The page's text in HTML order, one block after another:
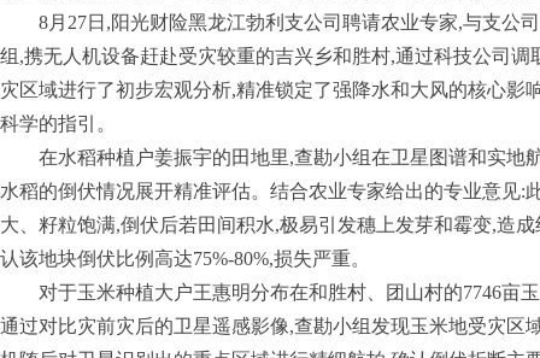
8月27日,阳光财险黑龙江勃利支公司聘请农业专家,与支公
组,携无人机设备赶赴受灾较重的吉兴乡和胜村,通过科技公司
灾区域进行了初步宏观分析,精准锁定了强降水和大风的核心影
科学的指引。
在水稻种植户姜振宇的田地里,查勘小组在卫星图谱和实地
水稻的倒伏情况展开精准评估。结合农业专家给出的专业意见:
大、籽粒饱满,倒伏后若田间积水,极易引发穗上发芽和霉变,造
认该地块倒伏比例高达75%-80%,损失严重。
对于玉米种植大户王惠明分布在和胜村、团山村的7746亩
通过对比灾前灾后的卫星遥感影像,查勘小组发现玉米地受灾区